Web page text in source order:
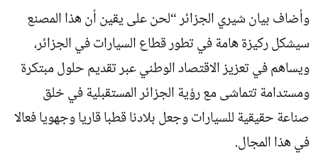
وأضاف بيان شيري الجزائر “لحن على يقين أن هذا المصنع
سيشكل ركيزة هامة في تطور قطاع السيارات في الجزائر،
ويساهم في تعزيز الاقتصاد الوطني عبر تقديم حلول مبتكرة
ومستدامة تتماشى مع رؤية الجزائر المستقبلية في خلق
صناعة حقيقية للسيارات وجعل بلادنا قطبا قاريا وجهويا فعالا
في هذا المجال.